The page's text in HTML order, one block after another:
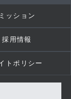
ミッション
採用情報
トポリシー